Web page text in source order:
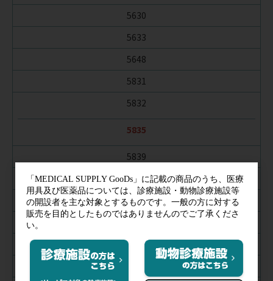
5630
5633
5648
5831
5832
5835
5839
5806
5807
5870
5620C